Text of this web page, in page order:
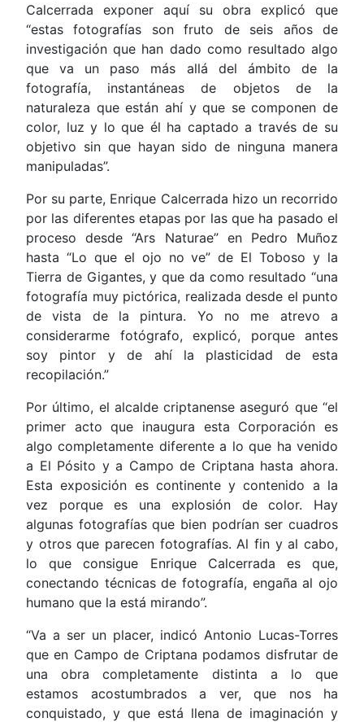
Calcerrada exponer aquí su obra explicó que
“estas fotografías son fruto de seis años de
investigación que han dado como resultado algo
que va un paso más allá del ámbito de la
fotografía, instantáneas de objetos de la
naturaleza que están ahí y que se componen de
color, luz y lo que él ha captado a través de su
objetivo sin que hayan sido de ninguna manera
manipuladas”.
Por su parte, Enrique Calcerrada hizo un recorrido
por las diferentes etapas por las que ha pasado el
proceso desde “Ars Naturae” en Pedro Muñoz
hasta “Lo que el ojo no ve” de El Toboso y la
Tierra de Gigantes, y que da como resultado “una
fotografía muy pictórica, realizada desde el punto
de vista de la pintura. Yo no me atrevo a
considerarme fotógrafo, explicó, porque antes
soy pintor y de ahí la plasticidad de esta
recopilación.”
Por último, el alcalde criptanense aseguró que “el
primer acto que inaugura esta Corporación es
algo completamente diferente a lo que ha venido
a El Pósito y a Campo de Criptana hasta ahora.
Esta exposición es continente y contenido a la
vez porque es una explosión de color. Hay
algunas fotografías que bien podrían ser cuadros
y otros que parecen fotografías. Al fin y al cabo,
lo que consigue Enrique Calcerrada es que,
conectando técnicas de fotografía, engaña al ojo
humano que la está mirando”.
“Va a ser un placer, indicó Antonio Lucas-Torres
que en Campo de Criptana podamos disfrutar de
una obra completamente distinta a lo que
estamos acostumbrados a ver, que nos ha
conquistado, y que está llena de imaginación y